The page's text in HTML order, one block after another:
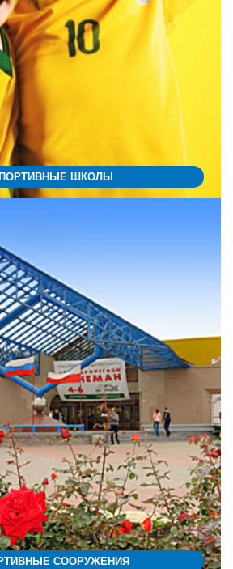
ШКОЛЫ
СООРУЖЕНИЯ